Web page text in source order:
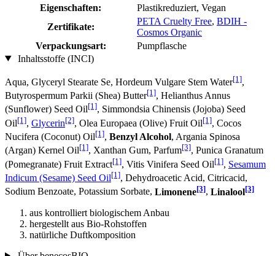
Eigenschaften:
Plastikreduziert, Vegan
Zertifikate:
PETA Cruelty Free, BDIH -
Cosmos Organic
Verpackungsart:
Pumpflasche
Inhaltsstoffe (INCI)
Aqua, Glyceryl Stearate Se, Hordeum Vulgare Stem Water[1],
Butyrospermum Parkii (Shea) Butter[1], Helianthus Annus
(Sunflower) Seed Oil[1], Simmondsia Chinensis (Jojoba) Seed
Oil[1], Glycerin[2], Olea Europaea (Olive) Fruit Oil[1], Cocos
Nucifera (Coconut) Oil[1], Benzyl Alcohol, Argania Spinosa
(Argan) Kernel Oil[1], Xanthan Gum, Parfum[3], Punica Granatum
(Pomegranate) Fruit Extract[1], Vitis Vinifera Seed Oil[1], Sesamum
Indicum (Sesame) Seed Oil[1], Dehydroacetic Acid, Citricacid,
Sodium Benzoate, Potassium Sorbate, Limonene[3], Linalool[3]
aus kontrolliert biologischem Anbau
hergestellt aus Bio-Rohstoffen
natürliche Duftkomposition